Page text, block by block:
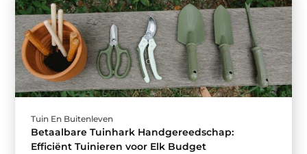
Tuin En Buitenleven
Betaalbare Tuinhark Handgereedschap:
Efficiënt Tuinieren voor Elk Budget